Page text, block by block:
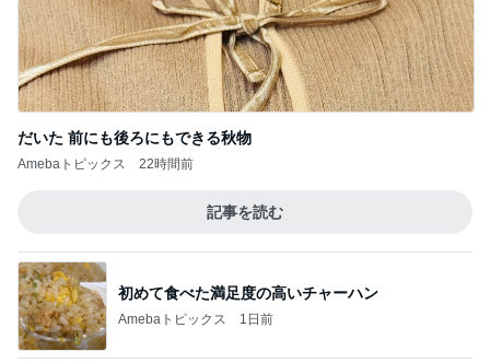
だいた 前にも後ろにもできる秋物
Amebaトピックス 22時間前
記事を読む
初めて食べた満足度の高いチャーハン
Amebaトピックス 1日前